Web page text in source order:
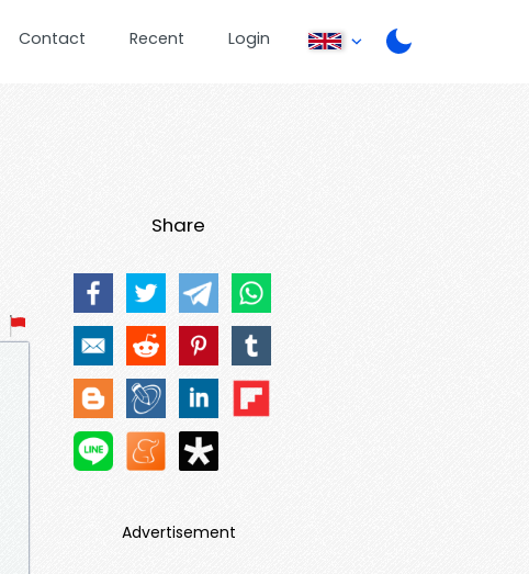
Contact Recent Login
Share
Advertisement